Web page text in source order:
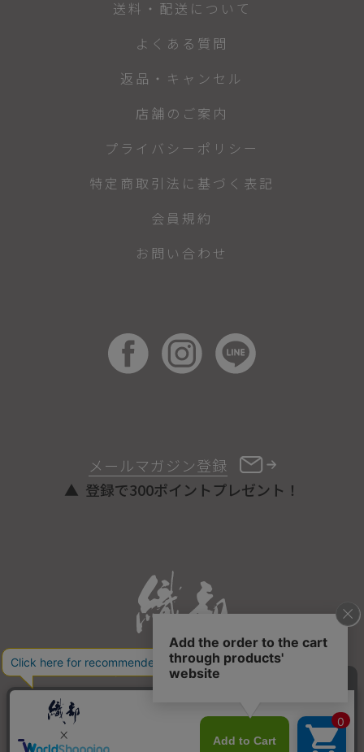
ONLINE STORE
メールマガジン登録
登録で300ポイントプレゼント！
送料・配送について
よくある質問
返品・キャンセル
店舗のご案内
プライバシーポリシー
特定商取引法に基づく表記
会員規約
お問い合わせ
COPYRIGHT © ORIBE ALL RIGHTS RESERVED.